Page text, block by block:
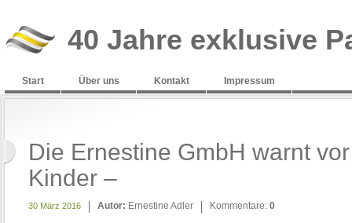
40 Jahre exklusive
Start Über uns Kontakt Impressum
Die Ernestine GmbH warnt
Kinder –
30 März 2016 Autor: Ernestine Adler Kommentare: 0